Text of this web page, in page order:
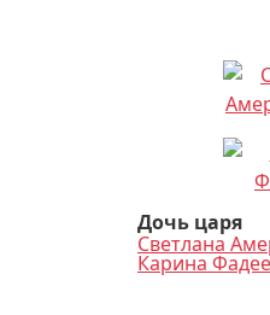
Дочь царя
Светлана
Карина